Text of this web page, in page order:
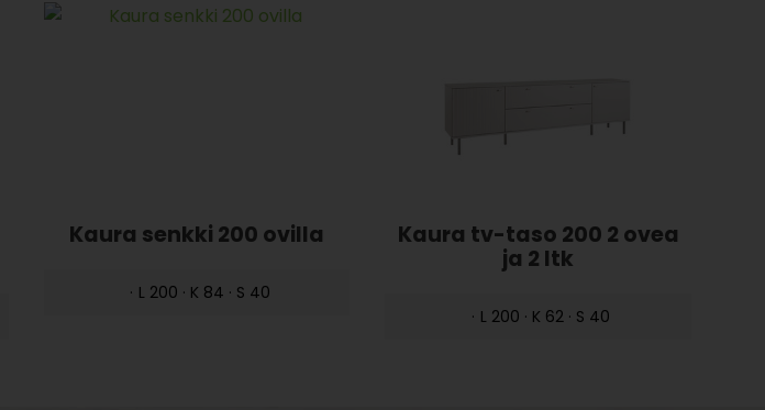
Kaura senkki 200 ovilla
· L 200 · K 84 · S 40
Kaura tv-taso 200 2 ovea
ja 2 ltk
· L 200 · K 62 · S 40